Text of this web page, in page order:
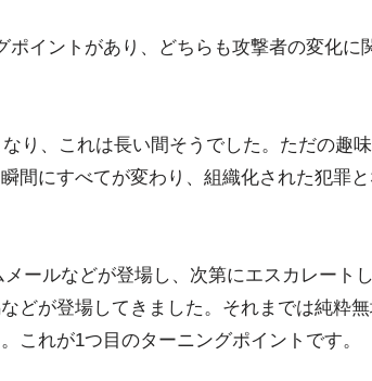
ポイントがあり、どちらも攻撃者の変化に
り、これは長い間そうでした。ただの趣
間にすべてが変わり、組織化された犯罪
ールなどが登場し、次第にエスカレート
どが登場してきました。それまでは純粋
これが1つ目のターニングポイントです。